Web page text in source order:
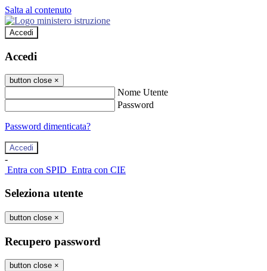
Salta al contenuto
Accedi
Accedi
button close ×
Nome Utente
Password
Password dimenticata?
-
Entra con SPID Entra con CIE
Seleziona utente
button close ×
Recupero password
button close ×